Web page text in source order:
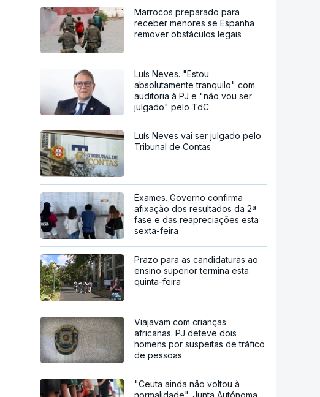
Marrocos preparado para
receber menores se Espanha
remover obstáculos legais
Luís Neves. "Estou
absolutamente tranquilo" com
auditoria à PJ e "não vou ser
julgado" pelo TdC
Luís Neves vai ser julgado pelo
Tribunal de Contas
Exames. Governo confirma
afixação dos resultados da 2ª
fase e das reapreciações esta
sexta-feira
Prazo para as candidaturas ao
ensino superior termina esta
quinta-feira
Viajavam com crianças
africanas. PJ deteve dois
homens por suspeitas de tráfico
de pessoas
"Ceuta ainda não voltou à